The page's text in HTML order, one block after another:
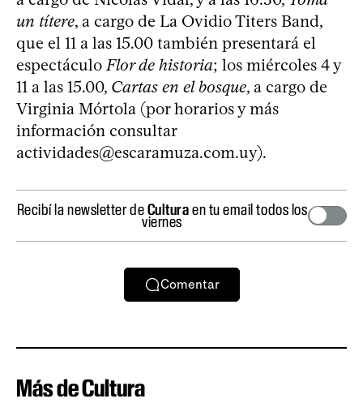
un títere, a cargo de La Ovidio Titers Band,
que el 11 a las 15.00 también presentará el
espectáculo Flor de historia; los miércoles 4 y
11 a las 15.00, Cartas en el bosque, a cargo de
Virginia Mórtola (por horarios y más
información consultar
actividades@escaramuza.com.uy).
Recibí la newsletter deCulturaen tu email todos los
viernes
Comentar
Más de Cultura